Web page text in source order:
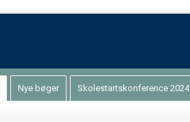
Nye bøger Skolestartskonference 2024